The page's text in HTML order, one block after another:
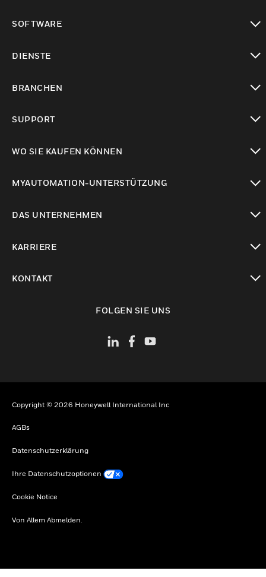
SOFTWARE
DIENSTE
BRANCHEN
SUPPORT
WO SIE KAUFEN KÖNNEN
MYAUTOMATION-UNTERSTÜTZUNG
DAS UNTERNEHMEN
KARRIERE
KONTAKT
FOLGEN SIE UNS
Copyright © 2026 Honeywell International Inc
AGBs
Datenschutzerklärung
Ihre Datenschutzoptionen
Cookie Notice
Von Allem Abmelden.